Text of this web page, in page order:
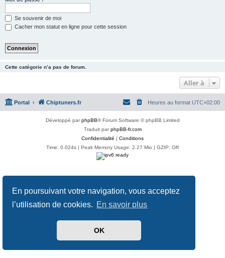
En poursuivant votre navigation, vous acceptez
l’utilisation de cookies. En savoir plus
OK
Se souvenir de moi
Cacher mon statut en ligne pour cette session
Cette catégorie n’a pas de forum.
Aller à
Portal Chiptuners.fr Heures au format UTC+02:00
Développé parphpBB® Forum Software © phpBB Limited
Traduit parphpBB-fr.com
Confidentialité | Conditions
Time: 0.024s | Peak Memory Usage: 2.27 Mio | GZIP: Off